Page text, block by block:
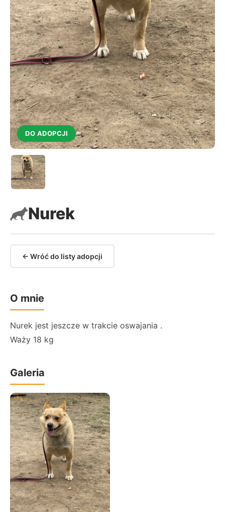
DO ADOPCJI
Nurek
← Wróć do listy adopcji
O mnie
Nurek jest jeszcze w trakcie oswajania .
Waży 18 kg
Galeria